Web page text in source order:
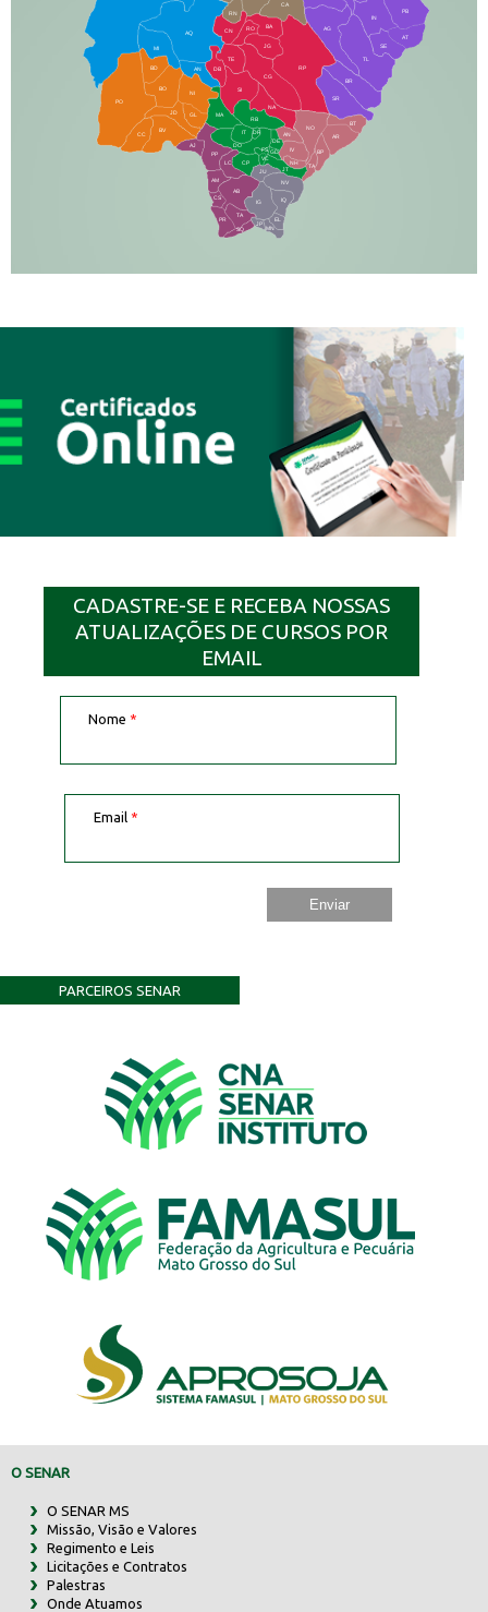
AQ
MI
AN
BA
CA
PB
SE
TL
AG
BR
SR
BT
AR
RP
RO
JG
CG
SI
NA
TA
NH
JT
RB
MA
IT
DR
DO
CP
JU
NV
IQ
EL
BD
BO
NI
JD
PO
BV
CC
PP
AJ
LC
AM
AB
JP
DB
TE
CS
PR
TA
SQ
IG
MN
IN
NO
BP
RN
CN
GL
AN
IV
FS
VC
GD
DE
AT
CADASTRE-SE E RECEBA NOSSAS
ATUALIZAÇÕES DE CURSOS POR
EMAIL
Nome *
Email *
PARCEIROS SENAR
O SENAR
O SENAR MS
Missão, Visão e Valores
Regimento e Leis
Licitações e Contratos
Palestras
Onde Atuamos